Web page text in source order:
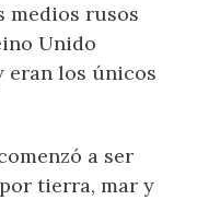
medios rusos
Unido
eran los únicos
a ser
tierra, mar y